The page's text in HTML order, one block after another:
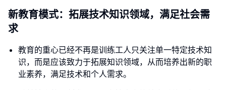
新教育模式：拓展技术知识领域，满足社会需
求
教育的重心已经不再是训练工人只关注单一特定技术知
识，而是应该致力于拓展知识领域，从而培养出新的职
业素养，满足技术和个人需求。